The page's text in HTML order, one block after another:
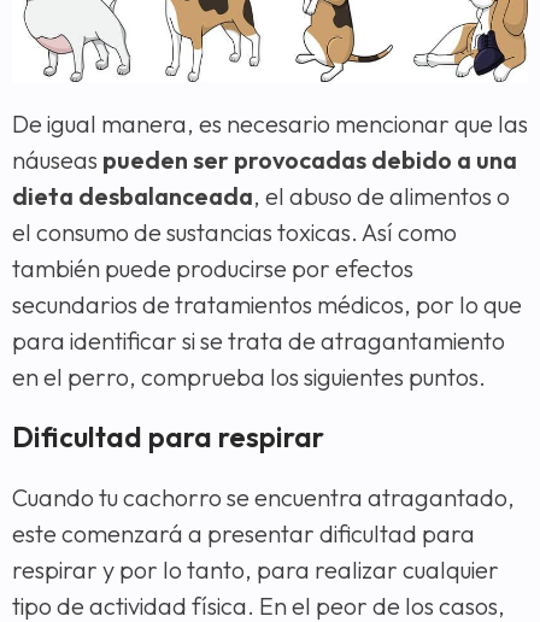
De igual manera, es necesario mencionar que las
náuseas pueden ser provocadas debido a una
dieta desbalanceada, el abuso de alimentos o
el consumo de sustancias toxicas. Así como
también puede producirse por efectos
secundarios de tratamientos médicos, por lo que
para identificar si se trata de atragantamiento
en el perro, comprueba los siguientes puntos.
Dificultad para respirar
Cuando tu cachorro se encuentra atragantado,
este comenzará a presentar dificultad para
respirar y por lo tanto, para realizar cualquier
tipo de actividad física. En el peor de los casos,